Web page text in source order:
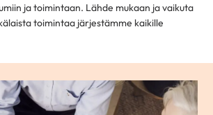
ja toimintaan. Lähde mukaan ja vaikuta
toimintaa järjestämme kaikille